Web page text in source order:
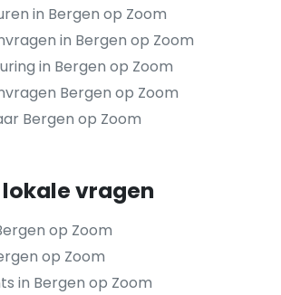
in Bergen op Zoom
in Bergen op Zoom
in Bergen op Zoom
Bergen op Zoom
Bergen op Zoom
vragen
op Zoom
op Zoom
in Bergen op Zoom